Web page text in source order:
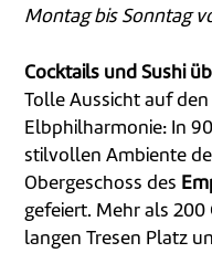
Montag bis Sonntag
Cocktails und Sushi
Tolle Aussicht auf
Elbphilharmonie: In
stilvollen Ambiente
Obergeschoss des
gefeiert. Mehr als
langen Tresen Platz